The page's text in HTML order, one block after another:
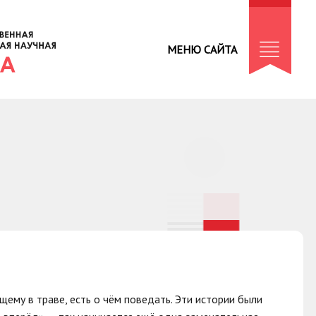
МЕНЮ САЙТА
в траве, есть о чём поведать. Эти истории были